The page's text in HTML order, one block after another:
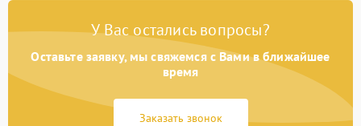
Неисправность системы
перенапряжения
1000 ₽ Подробнее →
Неисправность системы
защиты от замыкания
1000 ₽
У Вас остались вопросы?
Оставьте заявку, мы свяжемся с Вами в ближайшее
время
Заказать звонок